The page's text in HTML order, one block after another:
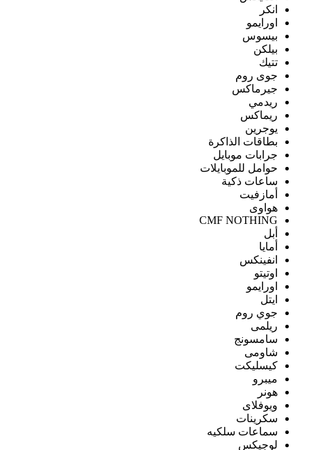
انكر
اورايمو
بيسوس
بيلكن
تتيك
جوى روم
جيرماكس
ريدمي
ريماكس
يوجرين
بطاقات الذاكرة
جرابات موبايل
حوامل للموبايلات
ساعات ذكية
أمازفيت
هواوى
CMF NOTHING
أبل
أمايا
انفينكس
اوتيتو
اورايمو
ايتل
جوي روم
ريلمى
سامسونج
شاومى
كيسليكت
ميبرو
هونر
ويوفلاى
سكرينات
سماعات سلكيه
لوجيكس